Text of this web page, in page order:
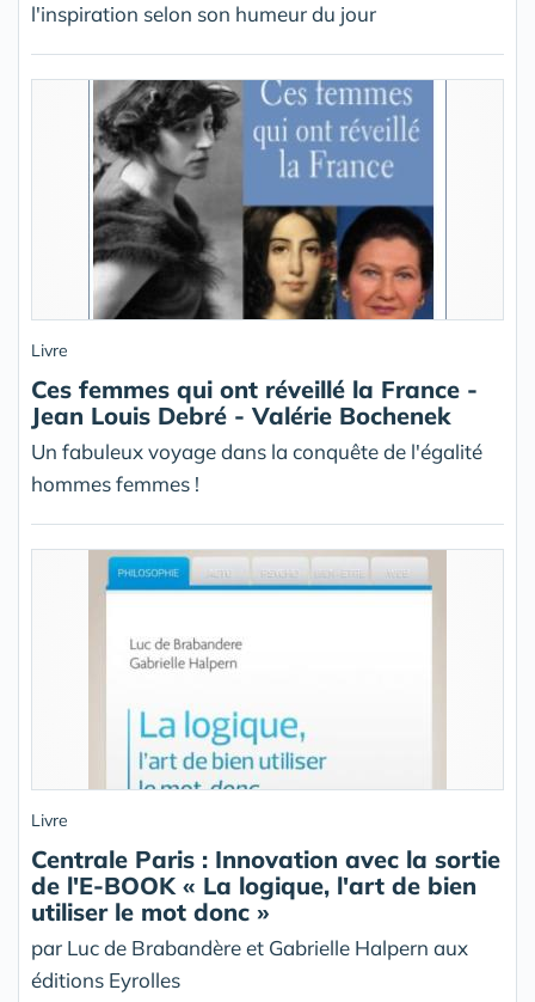
l'inspiration selon son humeur du jour
Livre
Ces femmes qui ont réveillé la France -
Jean Louis Debré - Valérie Bochenek
Un fabuleux voyage dans la conquête de l'égalité
hommes femmes !
Livre
Centrale Paris : Innovation avec la sortie
de l'E-BOOK « La logique, l'art de bien
utiliser le mot donc »
par Luc de Brabandère et Gabrielle Halpern aux
éditions Eyrolles